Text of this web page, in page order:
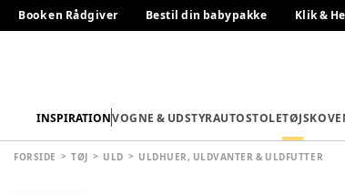
Book en Rådgiver Bestil din babypakke Klik &
INSPIRATIONVOGNE & UDSTYRAUTOSTOLETØJSKO
FORSIDE TØJ ULD ULDHUER, ULDVANTER & ULDFUTTER